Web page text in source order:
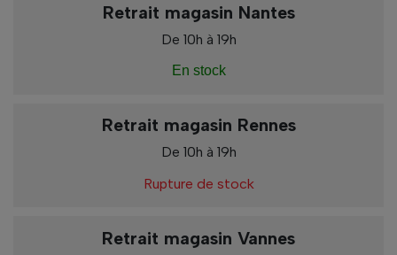
Retrait magasin Nantes
De 10h à 19h
En stock
Retrait magasin Rennes
De 10h à 19h
Rupture de stock
Retrait magasin Vannes